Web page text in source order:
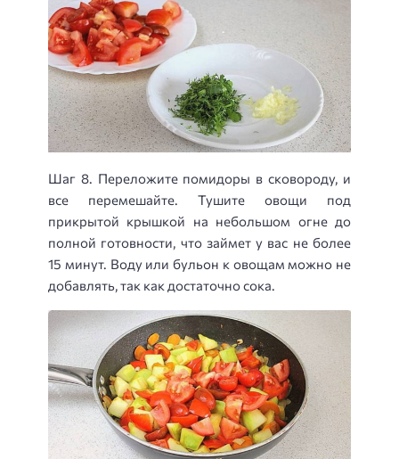
Шаг 8. Переложите помидоры в сковороду, и
все перемешайте. Тушите овощи под
прикрытой крышкой на небольшом огне до
полной готовности, что займет у вас не более
15 минут. Воду или бульон к овощам можно не
добавлять, так как достаточно сока.